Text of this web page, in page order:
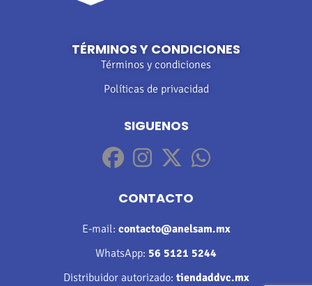
TÉRMINOS Y CONDICIONES
Términos y condiciones
Políticas de privacidad
SIGUENOS
CONTACTO
E-mail: contacto@anelsam.mx
WhatsApp: 56 5121 5244
Distribuidor autorizado: tiendaddvc.mx